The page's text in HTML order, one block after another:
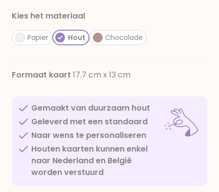
Kies het materiaal
Papier Hout Chocolade
Formaat kaart 17.7 cm x 13 cm
Gemaakt van duurzaam hout
Geleverd met een standaard
Naar wens te personaliseren
Houten kaarten kunnen enkel
naar Nederland en België
worden verstuurd